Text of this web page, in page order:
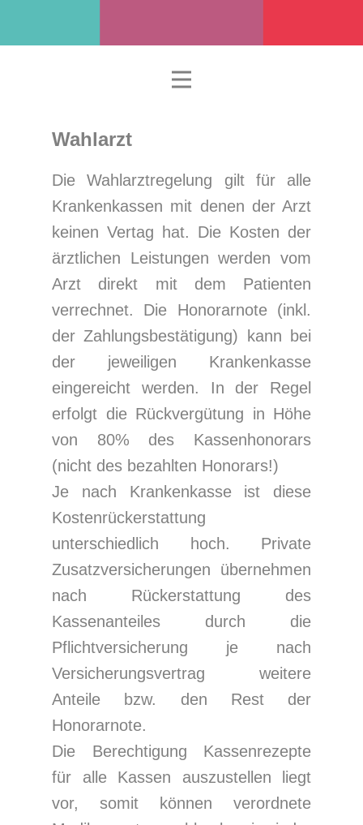
Wahlarzt
Die Wahlarztregelung gilt für alle
Krankenkassen mit denen der Arzt
keinen Vertag hat. Die Kosten der
ärztlichen Leistungen werden vom
Arzt direkt mit dem Patienten
verrechnet. Die Honorarnote (inkl.
der Zahlungsbestätigung) kann bei
der jeweiligen Krankenkasse
eingereicht werden. In der Regel
erfolgt die Rückvergütung in Höhe
von 80% des Kassenhonorars
(nicht des bezahlten Honorars!)
Je nach Krankenkasse ist diese
Kostenrückerstattung
unterschiedlich hoch. Private
Zusatzversicherungen übernehmen
nach Rückerstattung des
Kassenanteiles durch die
Pflichtversicherung je nach
Versicherungsvertrag weitere
Anteile bzw. den Rest der
Honorarnote.
Die Berechtigung Kassenrezepte
für alle Kassen auszustellen liegt
vor, somit können verordnete